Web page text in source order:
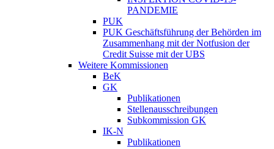
PANDEMIE
PUK
PUK Geschäftsführung der Behörden im
Zusammenhang mit der Notfusion der
Credit Suisse mit der UBS
Weitere Kommissionen
BeK
GK
Publikationen
Stellenausschreibungen
Subkommission GK
IK-N
Publikationen